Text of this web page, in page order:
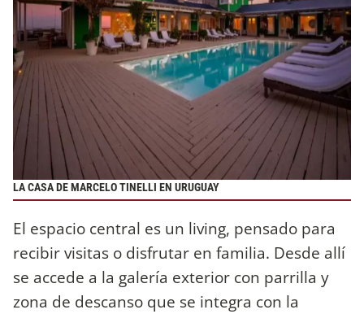
LA CASA DE MARCELO TINELLI EN URUGUAY
El espacio central es un living, pensado para
recibir visitas o disfrutar en familia. Desde allí
se accede a la galería exterior con parrilla y
zona de descanso que se integra con la